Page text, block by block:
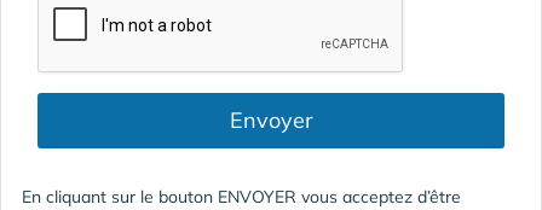
Envoyer
En cliquant sur le bouton ENVOYER vous acceptez d’être